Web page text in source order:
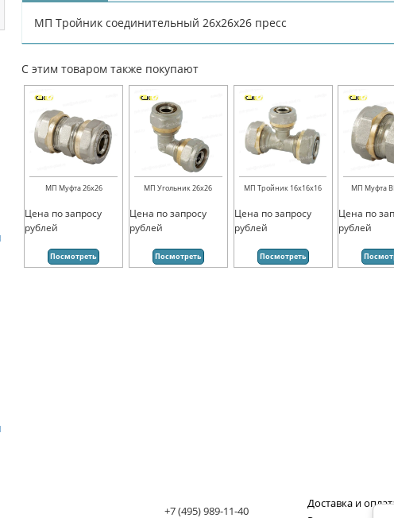
МП Тройник соединительный 26х26х26 пресс
С этим товаром также покупают
МП Муфта 26х26
Цена по запросу
рублей
Посмотреть
МП Угольник 26х26
Цена по запросу
рублей
Посмотреть
МП Тройник 16х16х16
Цена по запросу
рублей
Посмотреть
МП Муфта
Цена по
рублей
+7 (495) 989-11-40
Доставка и